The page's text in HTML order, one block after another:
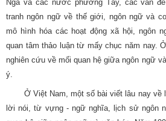
Nga và các nước phương Tây, các vấn
tranh ngôn ngữ về thế giới, ngôn ngữ và
mô hình hóa các hoạt động xã hội, ngôn
quan tâm thảo luận từ mấy chục năm nay.
nghiên cứu về mối quan hệ giữa ngôn ngữ
ý.
Ở Việt Nam, một số bài viết lâu nay về
lời nói, từ vựng - ngữ nghĩa, lịch sử ngôn